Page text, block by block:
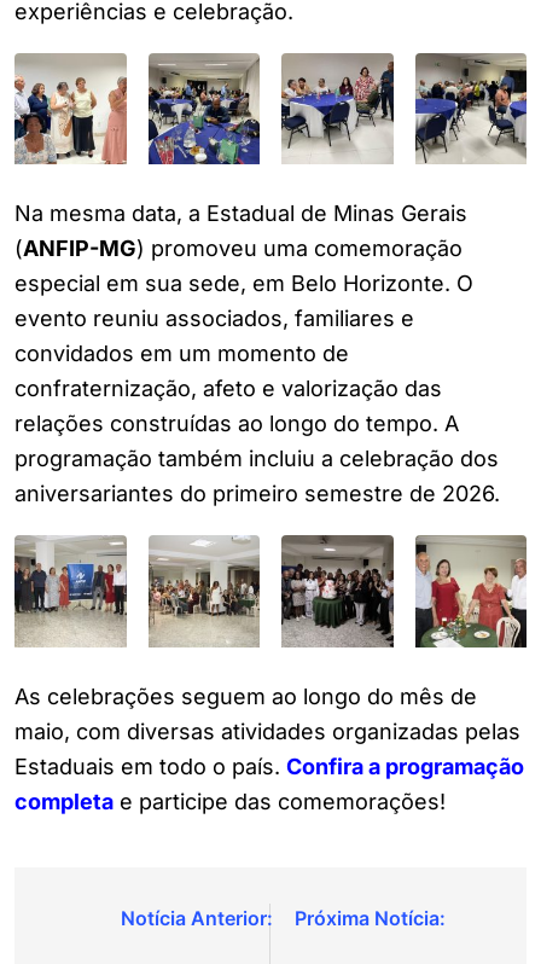
experiências e celebração.
Na mesma data, a Estadual de Minas Gerais
(ANFIP-MG) promoveu uma comemoração
especial em sua sede, em Belo Horizonte. O
evento reuniu associados, familiares e
convidados em um momento de
confraternização, afeto e valorização das
relações construídas ao longo do tempo. A
programação também incluiu a celebração dos
aniversariantes do primeiro semestre de 2026.
As celebrações seguem ao longo do mês de
maio, com diversas atividades organizadas pelas
Estaduais em todo o país. Confira a programação
completa e participe das comemorações!
Navegação